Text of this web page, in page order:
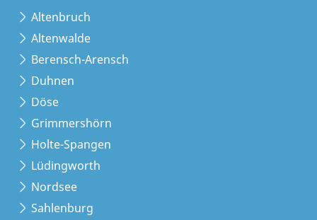
Altenbruch
Altenwalde
Berensch-Arensch
Duhnen
Döse
Grimmershörn
Holte-Spangen
Lüdingworth
Nordsee
Sahlenburg